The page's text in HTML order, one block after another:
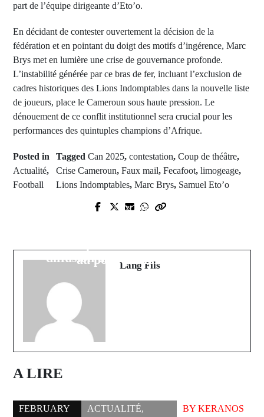
part de l’équipe dirigeante d’Eto’o.
En décidant de contester ouvertement la décision de la
fédération et en pointant du doigt des motifs d’ingérence, Marc
Brys met en lumière une crise de gouvernance profonde.
L’instabilité générée par ce bras de fer, incluant l’exclusion de
cadres historiques des Lions Indomptables dans la nouvelle liste
de joueurs, place le Cameroun sous haute pression. Le
dénouement de ce conflit institutionnel sera crucial pour les
performances des quintuples champions d’Afrique.
Posted in
Actualité,
Football
TaggedCan 2025,contestation,Coup de théâtre,
Crise Cameroun,Faux mail,Fecafoot,limogeage,
Lions Indomptables,Marc Brys, Samuel Eto’o
Mali : L’imam Mahmoud Dicko
au pouvoir militaire
Next Post
diffusion de fausses nouvelles »
Lang Fils
A LIRE
FEBRUARY
ACTUALITÉ,
BYKERANOS